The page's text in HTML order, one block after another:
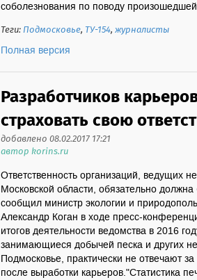
соболезнования по поводу
Теги:Подмосковье, ТУ-154,журналисты
Полная версия
Разработчиков
страховать свою
добавлено 08.02.2017 17:21
автор korins.ru
Ответственность организаций, ведущих
Московской области, обязательно
сообщил министр экологии и
Александр Коган в ходе пресс-
итогов деятельности ведомства в 2016
занимающиеся добычей песка и других
Подмосковье, практически не отвечают
после выработки карьеров."Статистика